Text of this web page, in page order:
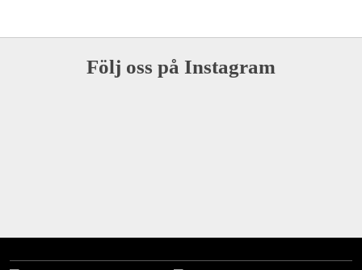
Följ oss på Instagram